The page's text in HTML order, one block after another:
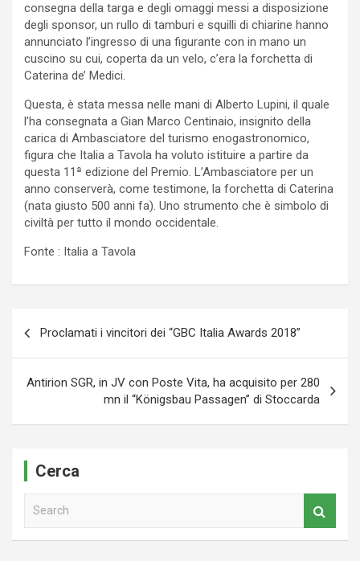
consegna della targa e degli omaggi messi a disposizione
degli sponsor, un rullo di tamburi e squilli di chiarine hanno
annunciato l’ingresso di una figurante con in mano un
cuscino su cui, coperta da un velo, c’era la forchetta di
Caterina de’ Medici.
Questa, è stata messa nelle mani di Alberto Lupini, il quale
l’ha consegnata a Gian Marco Centinaio, insignito della
carica di Ambasciatore del turismo enogastronomico,
figura che Italia a Tavola ha voluto istituire a partire da
questa 11ª edizione del Premio. L’Ambasciatore per un
anno conserverà, come testimone, la forchetta di Caterina
(nata giusto 500 anni fa). Uno strumento che è simbolo di
civiltà per tutto il mondo occidentale.
Fonte : Italia a Tavola
Proclamati i vincitori dei “GBC Italia Awards 2018”
Antirion SGR, in JV con Poste Vita, ha acquisito per 280
mn il “Königsbau Passagen” di Stoccarda
Cerca